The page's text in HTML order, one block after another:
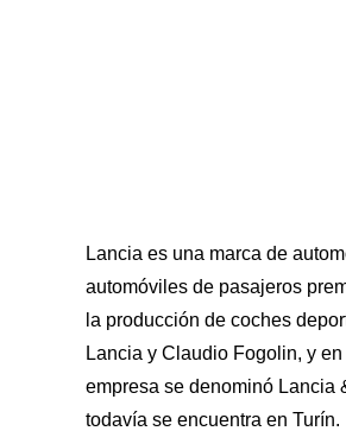
Lancia es una marca de
automóviles de pasajeros
la producción de coches
Lancia y Claudio Fogolin, y
empresa se denominó Lancia
todavía se encuentra en Turín.